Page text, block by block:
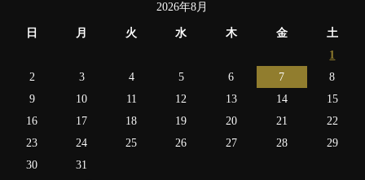
2026年8月
日 月 火 水 木 金 土
1
2
3 4 5 6 7
8
9
10 11 12 13 14
15
16
17 18 19 20 21
22
23
24 25 26 27 28
29
30
31